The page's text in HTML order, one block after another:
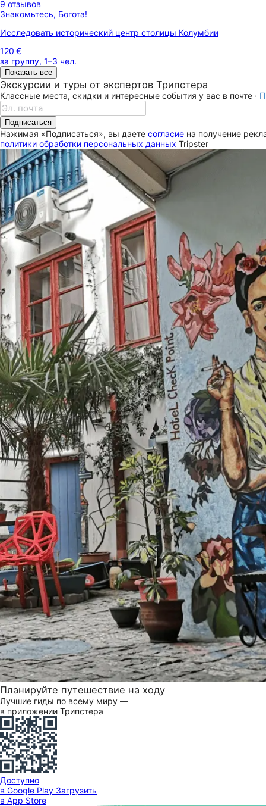
9 отзывов
Знакомьтесь, Богота!
Исследовать исторический центр столицы Колумбии
120 €
за группу, 1–3 чел.
Показать все
Экскурсии и туры от экспертов Трипстера
Классные места, скидки и интересные события у вас в почте ·
Подписаться
Нажимая «Подписаться», вы даете согласие на получение
политики обработки персональных данных Tripster
Планируйте путешествие на ходу
Лучшие гиды по всему миру —
в приложении Трипстера
Доступно
в Google Play Загрузить
в App Store